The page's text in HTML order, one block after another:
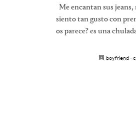
Me encantan sus jeans,
siento tan gusto con
os parece? es una
boyfriend·